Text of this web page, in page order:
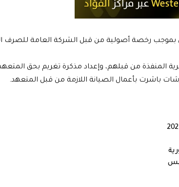
رخصة أصولية من قبل الشركة العامة للصرف
المنفذة من قبلهم، وإعداد مذكرة تغريم بحق
باشرت بأعمال الصيانة اللازمة من قبل المتعهد.